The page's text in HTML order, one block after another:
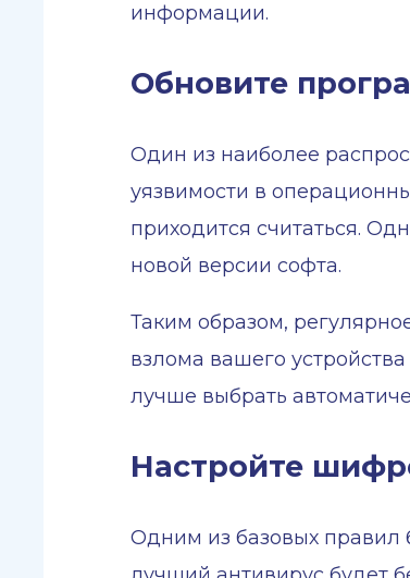
информации.
Обновите
Один из наиболее
уязвимости в
приходится считаться.
новой версии софта.
Таким образом,
взлома вашего
лучше выбрать
Настройте
Одним из базовых правил